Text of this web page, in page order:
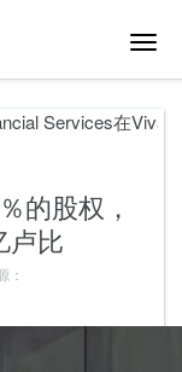
切
航
Services在Vivad
的股权，
卢比
：